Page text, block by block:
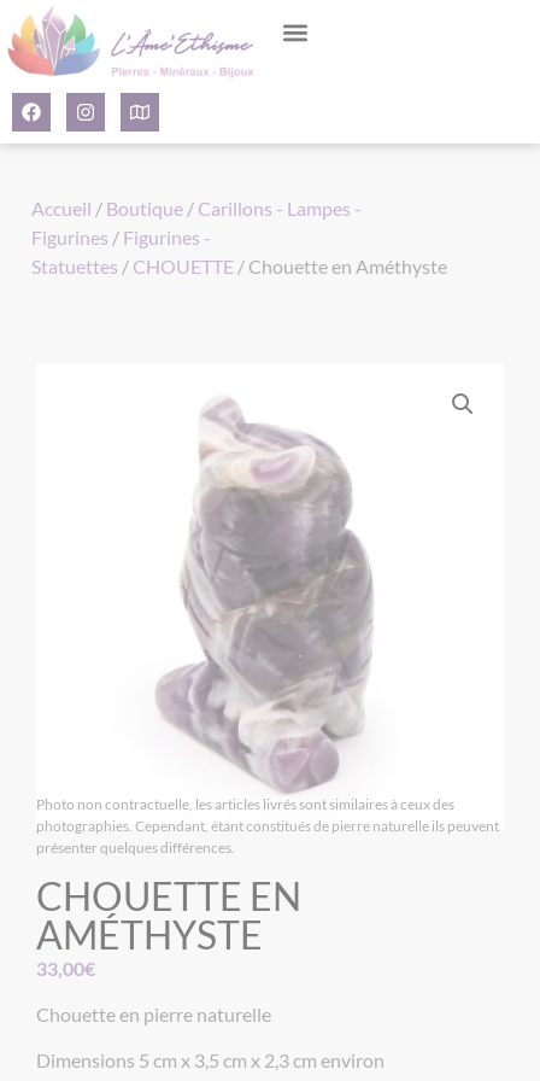
Accueil / Boutique / Carillons - Lampes -
Figurines / Figurines -
Statuettes / CHOUETTE / Chouette en Améthyste
Photo non contractuelle, les articles livrés sont similaires à ceux des
photographies. Cependant, étant constitués de pierre naturelle ils peuvent
présenter quelques différences.
CHOUETTE EN
AMÉTHYSTE
33,00€
Chouette en pierre naturelle
Dimensions 5 cm x 3,5 cm x 2,3 cm environ
Panneau de gestion des cookies